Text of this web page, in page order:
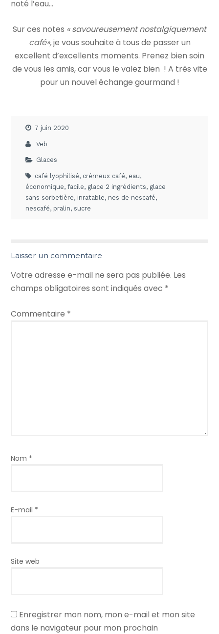
noté l’eau…
Sur ces notes « savoureusement nostalgiquement
café»,je vous souhaite à tous de passer un
excellent d’excellents moments. Prenez bien soin
de vous les amis, car vous le valez bien ! A très vite
pour un nouvel échange gourmand !
7 juin 2020
Veb
Glaces
café lyophilisé, crémeux café, eau,
économique,facile, glace 2 ingrédients, glace
sans sorbetière, inratable, nes de nescafé,
nescafé, pralin,sucre
Laisser un commentaire
Votre adresse e-mail ne sera pas publiée. Les
champs obligatoires sont indiqués avec *
Commentaire *
Nom *
E-mail *
Site web
Enregistrer mon nom, mon e-mail et mon site
dans le navigateur pour mon prochain